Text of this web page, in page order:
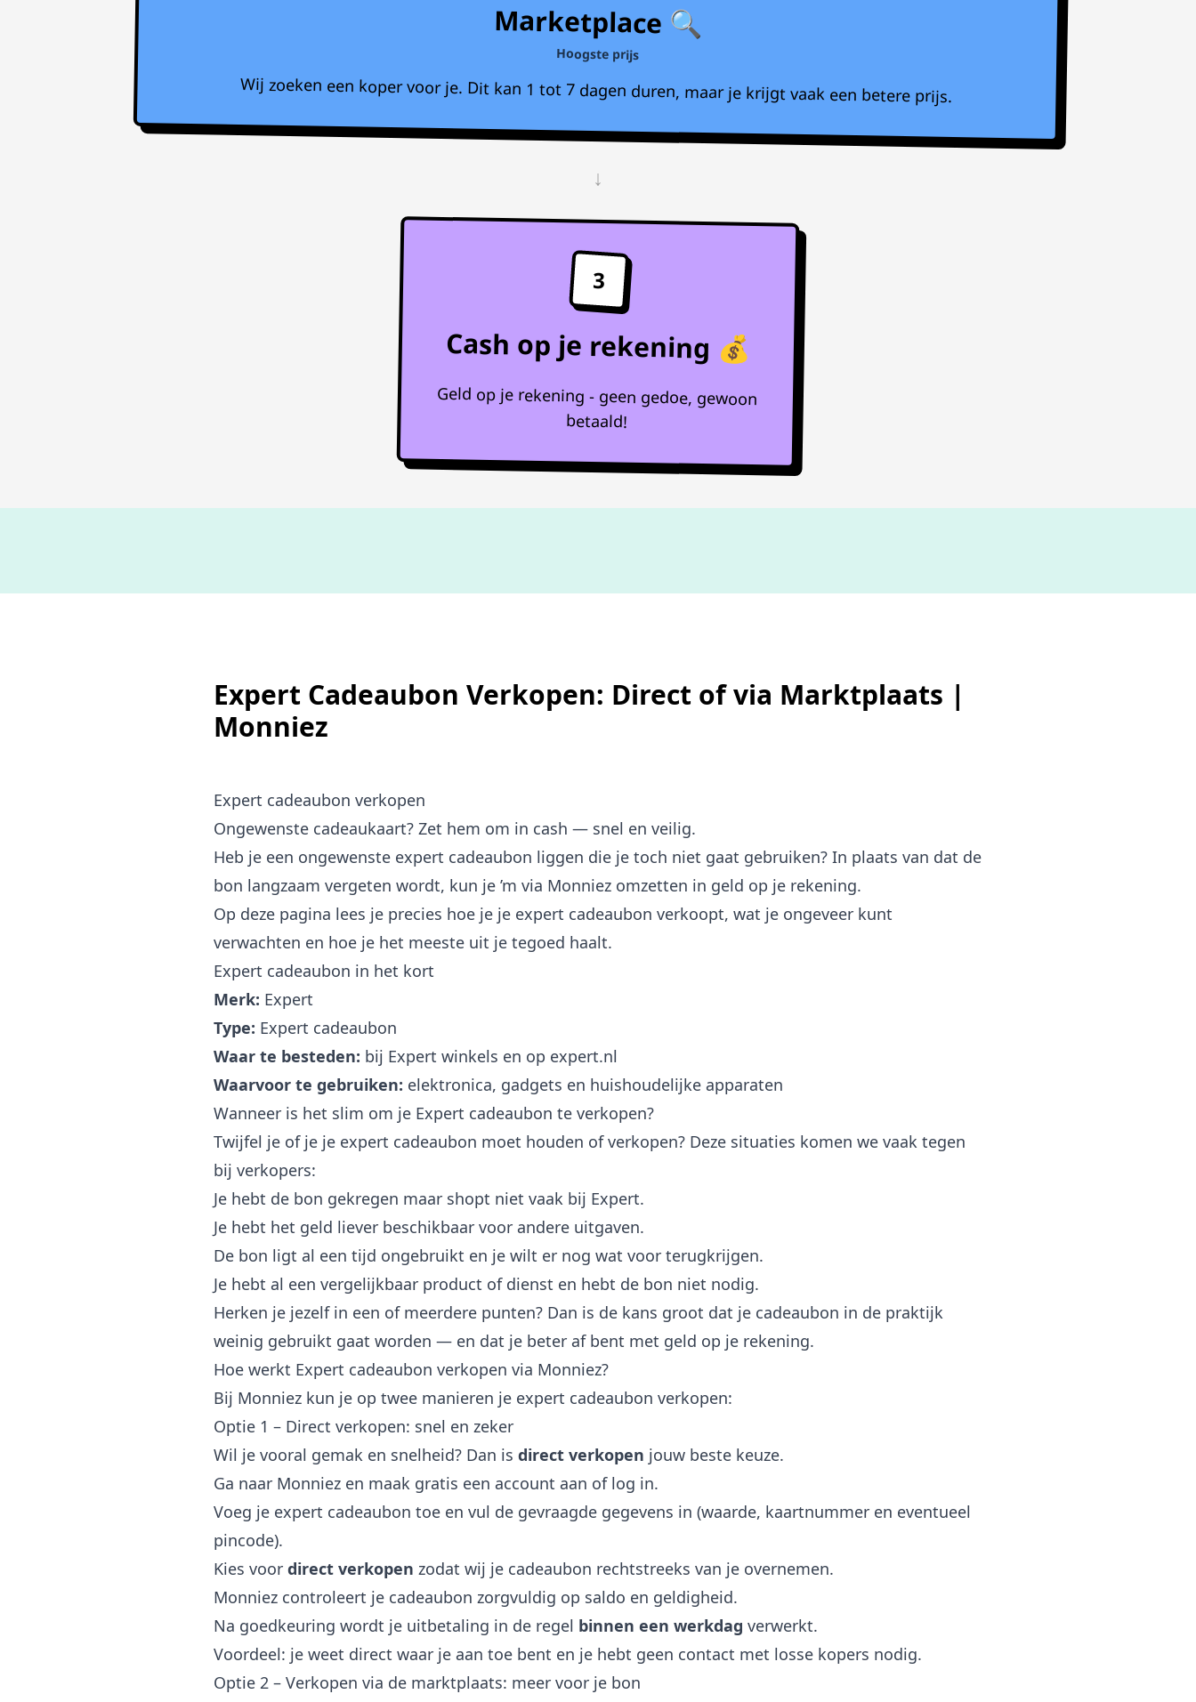
Marketplace 🔍
Hoogste prijs
Wij zoeken een koper voor je. Dit kan 1 tot 7 dagen duren, maar je krijgt vaak een betere prijs.
↓
3
Cash op je rekening 💰
Geld op je rekening - geen gedoe, gewoon
betaald!
Expert Cadeaubon Verkopen: Direct of via Marktplaats |
Monniez
Expert cadeaubon verkopen
Ongewenste cadeaukaart? Zet hem om in cash — snel en veilig.
Heb je een ongewenste expert cadeaubon liggen die je toch niet gaat gebruiken? In plaats van dat de
bon langzaam vergeten wordt, kun je ’m via Monniez omzetten in geld op je rekening.
Op deze pagina lees je precies hoe je je expert cadeaubon verkoopt, wat je ongeveer kunt
verwachten en hoe je het meeste uit je tegoed haalt.
Expert cadeaubon in het kort
Merk: Expert
Type: Expert cadeaubon
Waar te besteden: bij Expert winkels en op expert.nl
Waarvoor te gebruiken: elektronica, gadgets en huishoudelijke apparaten
Wanneer is het slim om je Expert cadeaubon te verkopen?
Twijfel je of je je expert cadeaubon moet houden of verkopen? Deze situaties komen we vaak tegen
bij verkopers:
Je hebt de bon gekregen maar shopt niet vaak bij Expert.
Je hebt het geld liever beschikbaar voor andere uitgaven.
De bon ligt al een tijd ongebruikt en je wilt er nog wat voor terugkrijgen.
Je hebt al een vergelijkbaar product of dienst en hebt de bon niet nodig.
Herken je jezelf in een of meerdere punten? Dan is de kans groot dat je cadeaubon in de praktijk
weinig gebruikt gaat worden — en dat je beter af bent met geld op je rekening.
Hoe werkt Expert cadeaubon verkopen via Monniez?
Bij Monniez kun je op twee manieren je expert cadeaubon verkopen:
Optie 1 – Direct verkopen: snel en zeker
Wil je vooral gemak en snelheid? Dan is direct verkopen jouw beste keuze.
Ga naar Monniez en maak gratis een account aan of log in.
Voeg je expert cadeaubon toe en vul de gevraagde gegevens in (waarde, kaartnummer en eventueel
pincode).
Kies voor direct verkopen zodat wij je cadeaubon rechtstreeks van je overnemen.
Monniez controleert je cadeaubon zorgvuldig op saldo en geldigheid.
Na goedkeuring wordt je uitbetaling in de regel binnen een werkdag verwerkt.
Voordeel: je weet direct waar je aan toe bent en je hebt geen contact met losse kopers nodig.
Optie 2 – Verkopen via de marktplaats: meer voor je bon